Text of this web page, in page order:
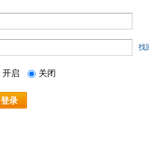
找
开启 关闭
登录